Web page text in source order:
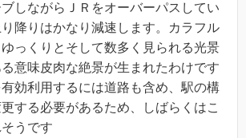
しながらＪＲをオーバーパスしてい
降りはかなり減速します。カラフル
っくりとそして数多く見られる光景
意味皮肉な絶景が生まれたわけです
効利用するには道路も含め、駅の構
する必要があるため、しばらくはこ
うです